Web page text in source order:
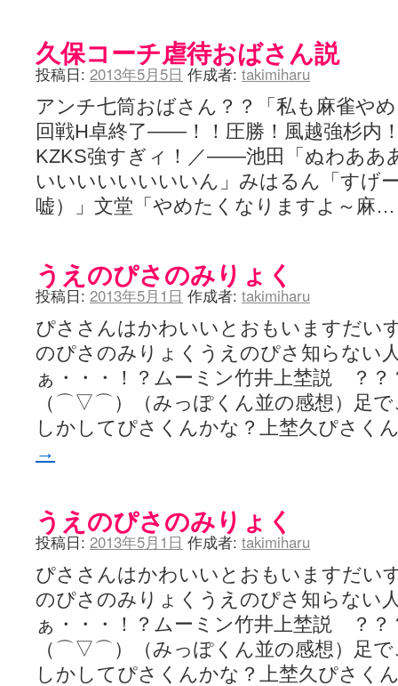
久保コーチ虐待おばさん説
投稿日: 2013年5月5日 作成者: takimiharu
アンチ七筒おばさん？？「私も麻雀や
回戦H卓終了――！！圧勝！風越強杉内
KZKS強すぎィ！／――池田「ぬわああ
いいいいいいいいん」みはるん「すげ
嘘）」文堂「やめたくなりますよ～麻
うえのぴさのみりょく
投稿日: 2013年5月1日 作成者: takimiharu
ぴささんはかわいいとおもいますだ
のぴさのみりょくうえのぴさ知らない
ぁ・・・！？ムーミン竹井上埜説 ？
（⌒▽⌒）（みっぽくん並の感想）足で
しかしてぴさくんかな？上埜久ぴさく
→
うえのぴさのみりょく
投稿日: 2013年5月1日 作成者: takimiharu
ぴささんはかわいいとおもいますだ
のぴさのみりょくうえのぴさ知らない
ぁ・・・！？ムーミン竹井上埜説 ？
（⌒▽⌒）（みっぽくん並の感想）足で
しかしてぴさくんかな？上埜久ぴさく